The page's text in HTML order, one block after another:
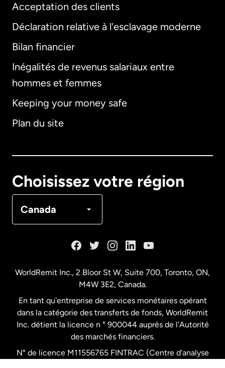
Acceptation des clients
Déclaration relative à l'esclavage moderne
Bilan financier
Inégalités de revenus salariaux entre
hommes et femmes
Keeping your money safe
Plan du site
Choisissez votre région
Canada
International
Allemagne
Français
États-Unis Español
France
WorldRemit Inc., 2 Bloor St W, Suite 700, Toronto, ON,
M4W 3E2, Canada.
En tant qu'entreprise de services monétaires opérant
dans la catégorie des transferts de fonds, WorldRemit
Inc. détient la licence n ° 900044 auprès de l'Autorité
des marchés financiers.
N° de licence M11556765 FINTRAC (Centre d'analyse